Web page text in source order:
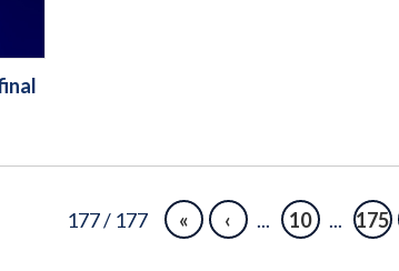
177 / 177 « ‹ ... 10 ... 175